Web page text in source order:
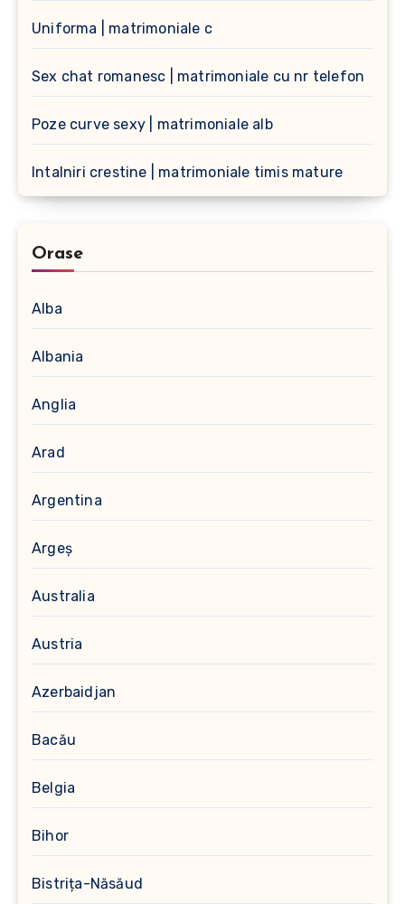
Uniforma | matrimoniale c
Sex chat romanesc | matrimoniale cu nr telefon
Poze curve sexy | matrimoniale alb
Intalniri crestine | matrimoniale timis mature
Orase
Alba
Albania
Anglia
Arad
Argentina
Argeș
Australia
Austria
Azerbaidjan
Bacău
Belgia
Bihor
Bistrița-Năsăud